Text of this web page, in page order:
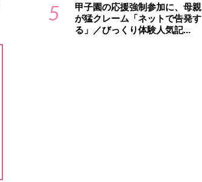
5
甲子園の応援強制参加に、母親
が猛クレーム「ネットで告発す
る」／びっくり体験人気記...